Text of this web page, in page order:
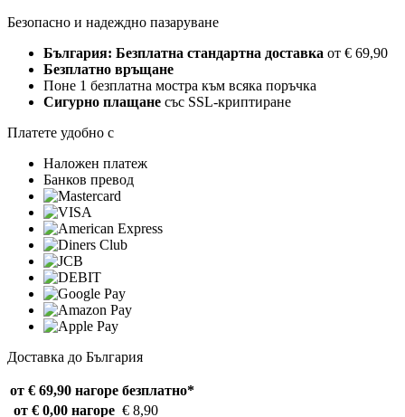
Безопасно и надеждно пазаруване
България: Безплатна стандартна доставка от € 69,90
Безплатно връщане
Поне 1 безплатна мостра към всяка поръчка
Сигурно плащане със SSL-криптиране
Платете удобно с
Наложен платеж
Банков превод
Доставка до България
от € 69,90 нагоре безплатно*
от € 0,00 нагоре € 8,90